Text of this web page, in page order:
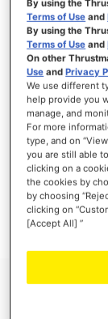
NOVOS
Criar uma conta online
rapidamente, gravar
muito mais.
By using the
Terms of Use and
By using the
Terms of Use and
On other
Use andPrivacy
We use different
help provide you
manage, and
For more
type, and on
you are still able
clicking on a
the cookies by
by choosing
clicking on
[Accept All] ”